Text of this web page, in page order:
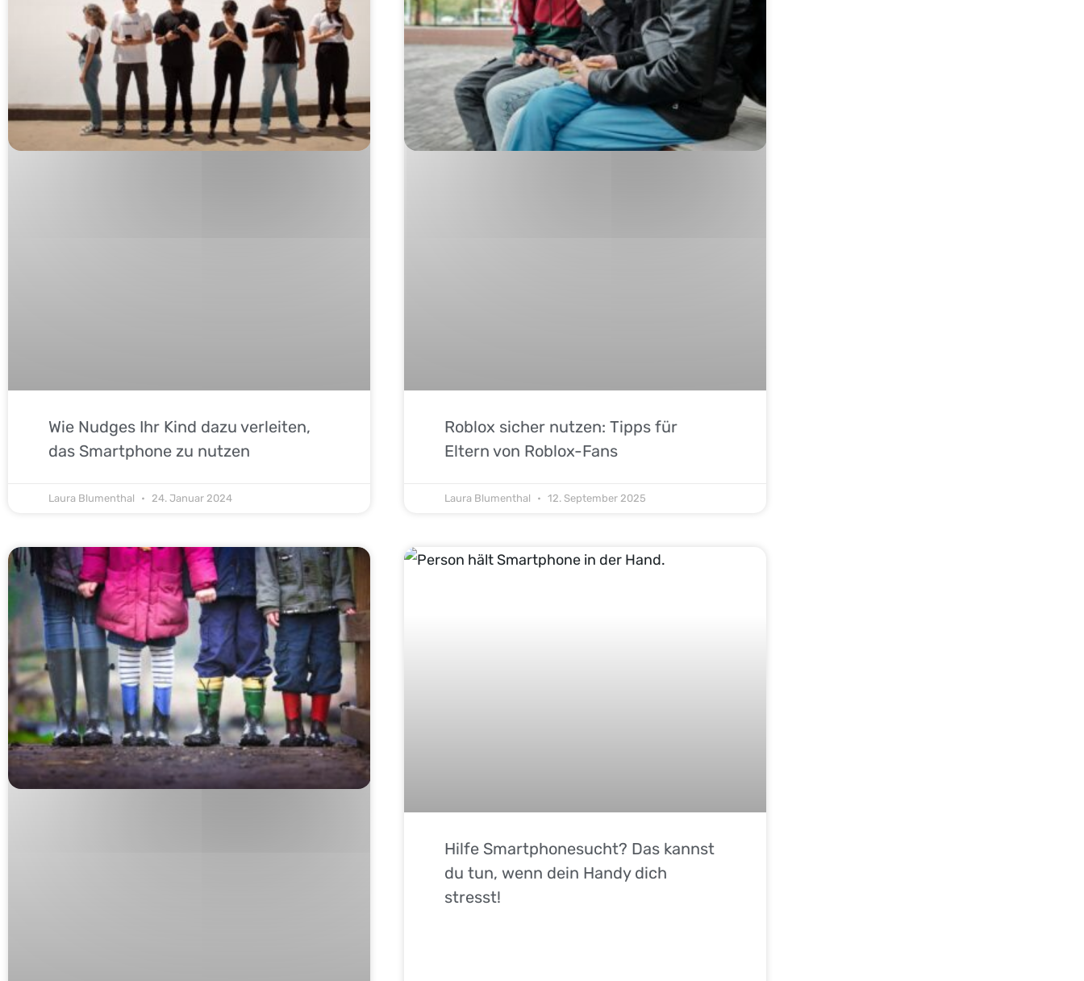
Wie Nudges Ihr Kind dazu verleiten,
das Smartphone zu nutzen
Laura Blumenthal 24. Januar 2024
Roblox sicher nutzen: Tipps für
Eltern von Roblox-Fans
Laura Blumenthal 12. September 2025
Hilfe Smartphonesucht? Das kannst
du tun, wenn dein Handy dich
stresst!